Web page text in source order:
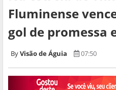
Fluminense
gol de promessa
Visão de Águia 07:50